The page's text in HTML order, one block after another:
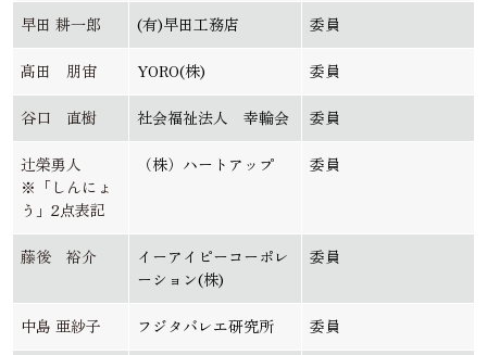
早田 耕一郎 (有)早田工務店 委員
髙田 朋宙 YORO(株) 委員
谷口 直樹 社会福祉法人 幸輪会 委員
辻榮勇人
※「しんにょ
う」2点表記
（株）ハートアップ 委員
藤後 裕介
イーアイピーコーポレ
ーション(株)
委員
中島 亜紗子 フジタバレエ研究所 委員